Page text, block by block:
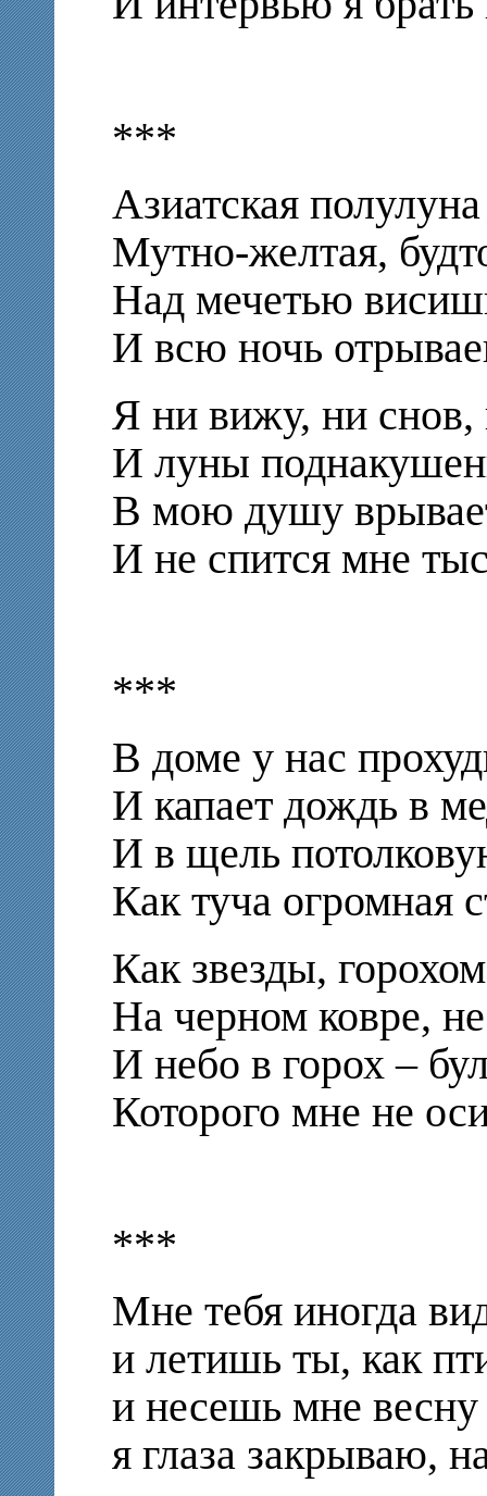
***
Азиатская полулуна
Мутно-желтая,
Над мечетью
И всю ночь
Я ни вижу, ни
И луны
В мою душу
И не спится мне
***
В доме у нас
И капает дождь в
И в щель
Как туча огромная
Как звезды,
На черном ковре,
И небо в горох –
Которого мне не
***
Мне тебя иногда
и летишь ты, как
и несешь мне
я глаза закрываю,